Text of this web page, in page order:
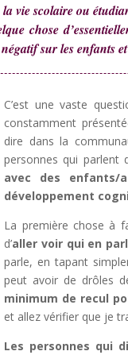
vie scolaire ou
chose
sur les enfants
C’est une vaste
constamment
dire dans la
personnes qui parlent
avec des
développement
La première chose à
d’aller voir qui en
parle, en tapant
peut avoir de drôles
minimum de recul
et allez vérifier que je
Les personnes qui